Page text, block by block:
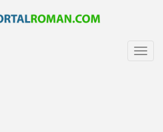
Toggle